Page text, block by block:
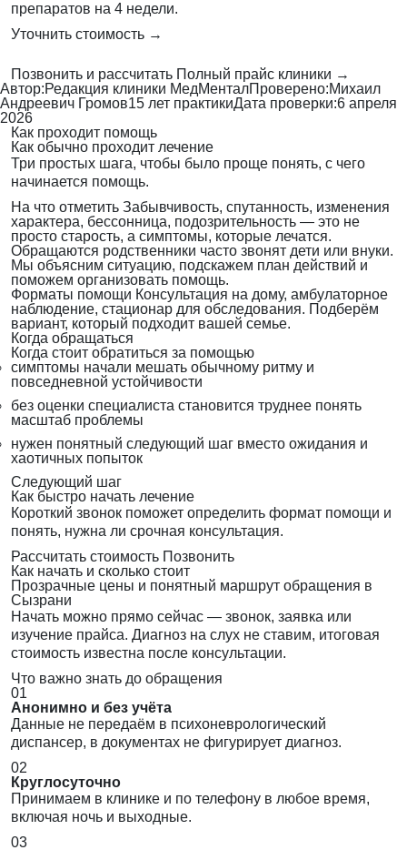
препаратов на 4 недели.
Уточнить стоимость →
Позвонить и рассчитать Полный прайс клиники →
Автор:Редакция клиники МедМенталПроверено:Михаил
Андреевич Громов15 лет практикиДата проверки:6 апреля
2026
Как проходит помощь
Как обычно проходит лечение
Три простых шага, чтобы было проще понять, с чего
начинается помощь.
На что отметить Забывчивость, спутанность, изменения
характера, бессонница, подозрительность — это не
просто старость, а симптомы, которые лечатся.
Обращаются родственники часто звонят дети или внуки.
Мы объясним ситуацию, подскажем план действий и
поможем организовать помощь.
Форматы помощи Консультация на дому, амбулаторное
наблюдение, стационар для обследования. Подберём
вариант, который подходит вашей семье.
Когда обращаться
Когда стоит обратиться за помощью
симптомы начали мешать обычному ритму и
повседневной устойчивости
без оценки специалиста становится труднее понять
масштаб проблемы
нужен понятный следующий шаг вместо ожидания и
хаотичных попыток
Следующий шаг
Как быстро начать лечение
Короткий звонок поможет определить формат помощи и
понять, нужна ли срочная консультация.
Рассчитать стоимость Позвонить
Как начать и сколько стоит
Прозрачные цены и понятный маршрут обращения в
Сызрани
Начать можно прямо сейчас — звонок, заявка или
изучение прайса. Диагноз на слух не ставим, итоговая
стоимость известна после консультации.
Что важно знать до обращения
01
Анонимно и без учёта
Данные не передаём в психоневрологический
диспансер, в документах не фигурирует диагноз.
02
Круглосуточно
Принимаем в клинике и по телефону в любое время,
включая ночь и выходные.
03